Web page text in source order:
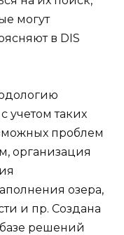
могут
в DIS
учетом таких
проблем
организация
озера,
и пр. Создана
решений